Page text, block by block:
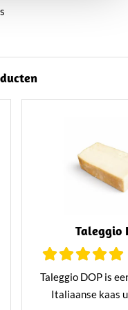
Taleggio
Taleggio DOP is
Italiaanse kaas